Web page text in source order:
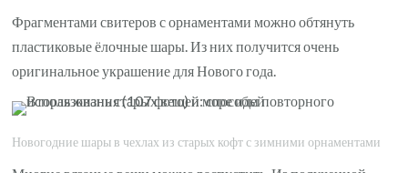
Фрагментами свитеров с орнаментами можно обтянуть
пластиковые ёлочные шары. Из них получится очень
оригинальное украшение для Нового года.
Новогодние шары в чехлах из старых кофт с зимними орнаментами